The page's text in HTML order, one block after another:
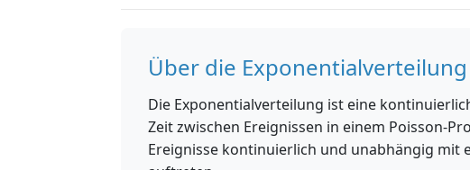
Über die Exponentialverteilung
Die Exponentialverteilung ist eine
Zeit zwischen Ereignissen in einem Poisson-
Ereignisse kontinuierlich und unabhängig mit